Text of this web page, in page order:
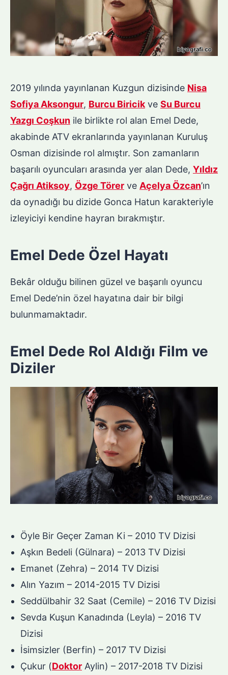
2019 yılında yayınlanan Kuzgun dizisinde Nisa
Sofiya Aksongur, Burcu Biricikve Su Burcu
Yazgı Coşkun ile birlikte rol alan Emel Dede,
akabinde ATV ekranlarında yayınlanan Kuruluş
Osman dizisinde rol almıştır. Son zamanların
başarılı oyuncuları arasında yer alan Dede, Yıldız
Çağrı Atiksoy, Özge Törer ve Açelya Özcan’ın
da oynadığı bu dizide Gonca Hatun karakteriyle
izleyiciyi kendine hayran bırakmıştır.
Emel Dede Özel Hayatı
Bekâr olduğu bilinen güzel ve başarılı oyuncu
Emel Dede’nin özel hayatına dair bir bilgi
bulunmamaktadır.
Emel Dede Rol Aldığı Film ve
Diziler
Öyle Bir Geçer Zaman Ki – 2010 TV Dizisi
Aşkın Bedeli (Gülnara) – 2013 TV Dizisi
Emanet (Zehra) – 2014 TV Dizisi
Alın Yazım – 2014-2015 TV Dizisi
Seddülbahir 32 Saat (Cemile) – 2016 TV Dizisi
Sevda Kuşun Kanadında (Leyla) – 2016 TV
Dizisi
İsimsizler (Berfin) – 2017 TV Dizisi
Çukur (Doktor Aylin) – 2017-2018 TV Dizisi